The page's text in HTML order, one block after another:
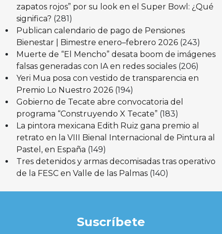
zapatos rojos” por su look en el Super Bowl: ¿Qué
significa? (281)
Publican calendario de pago de Pensiones
Bienestar | Bimestre enero–febrero 2026 (243)
Muerte de “El Mencho” desata boom de imágenes
falsas generadas con IA en redes sociales (206)
Yeri Mua posa con vestido de transparencia en
Premio Lo Nuestro 2026 (194)
Gobierno de Tecate abre convocatoria del
programa “Construyendo X Tecate” (183)
La pintora mexicana Edith Ruiz gana premio al
retrato en la VIII Bienal Internacional de Pintura al
Pastel, en España (149)
Tres detenidos y armas decomisadas tras operativo
de la FESC en Valle de las Palmas (140)
Suscríbete